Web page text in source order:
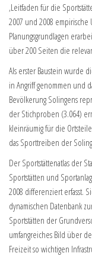
,Leitfaden für die
2007 und 2008
Planungsgrundlagen
über 200 Seiten die
Als erster Baustein wurde
in Angriff genommen und
Bevölkerung Solingens
der Stichproben (3.064)
kleinräumig für die
das Sporttreiben der
Der Sportstättenatlas der
Sportstätten und
2008 differenziert erfasst.
dynamischen Datenbank
Sportstätten der
umfangreiches Bild über
Freizeit so wichtigen